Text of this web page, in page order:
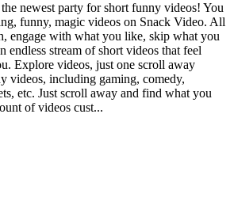
newest party for short funny videos! You
funny, magic videos on Snack Video. All
engage with what you like, skip what you
endless stream of short videos that feel
Explore videos, just one scroll away
videos, including gaming, comedy,
etc. Just scroll away and find what you
of videos cust...